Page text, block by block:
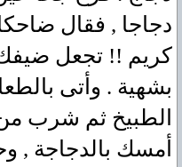
دجاجا , فقال
كريم !! تجعل ضيفك
بشهية . وأتى
الطبيخ ثم شرب
أمسك بالدجاجة ,